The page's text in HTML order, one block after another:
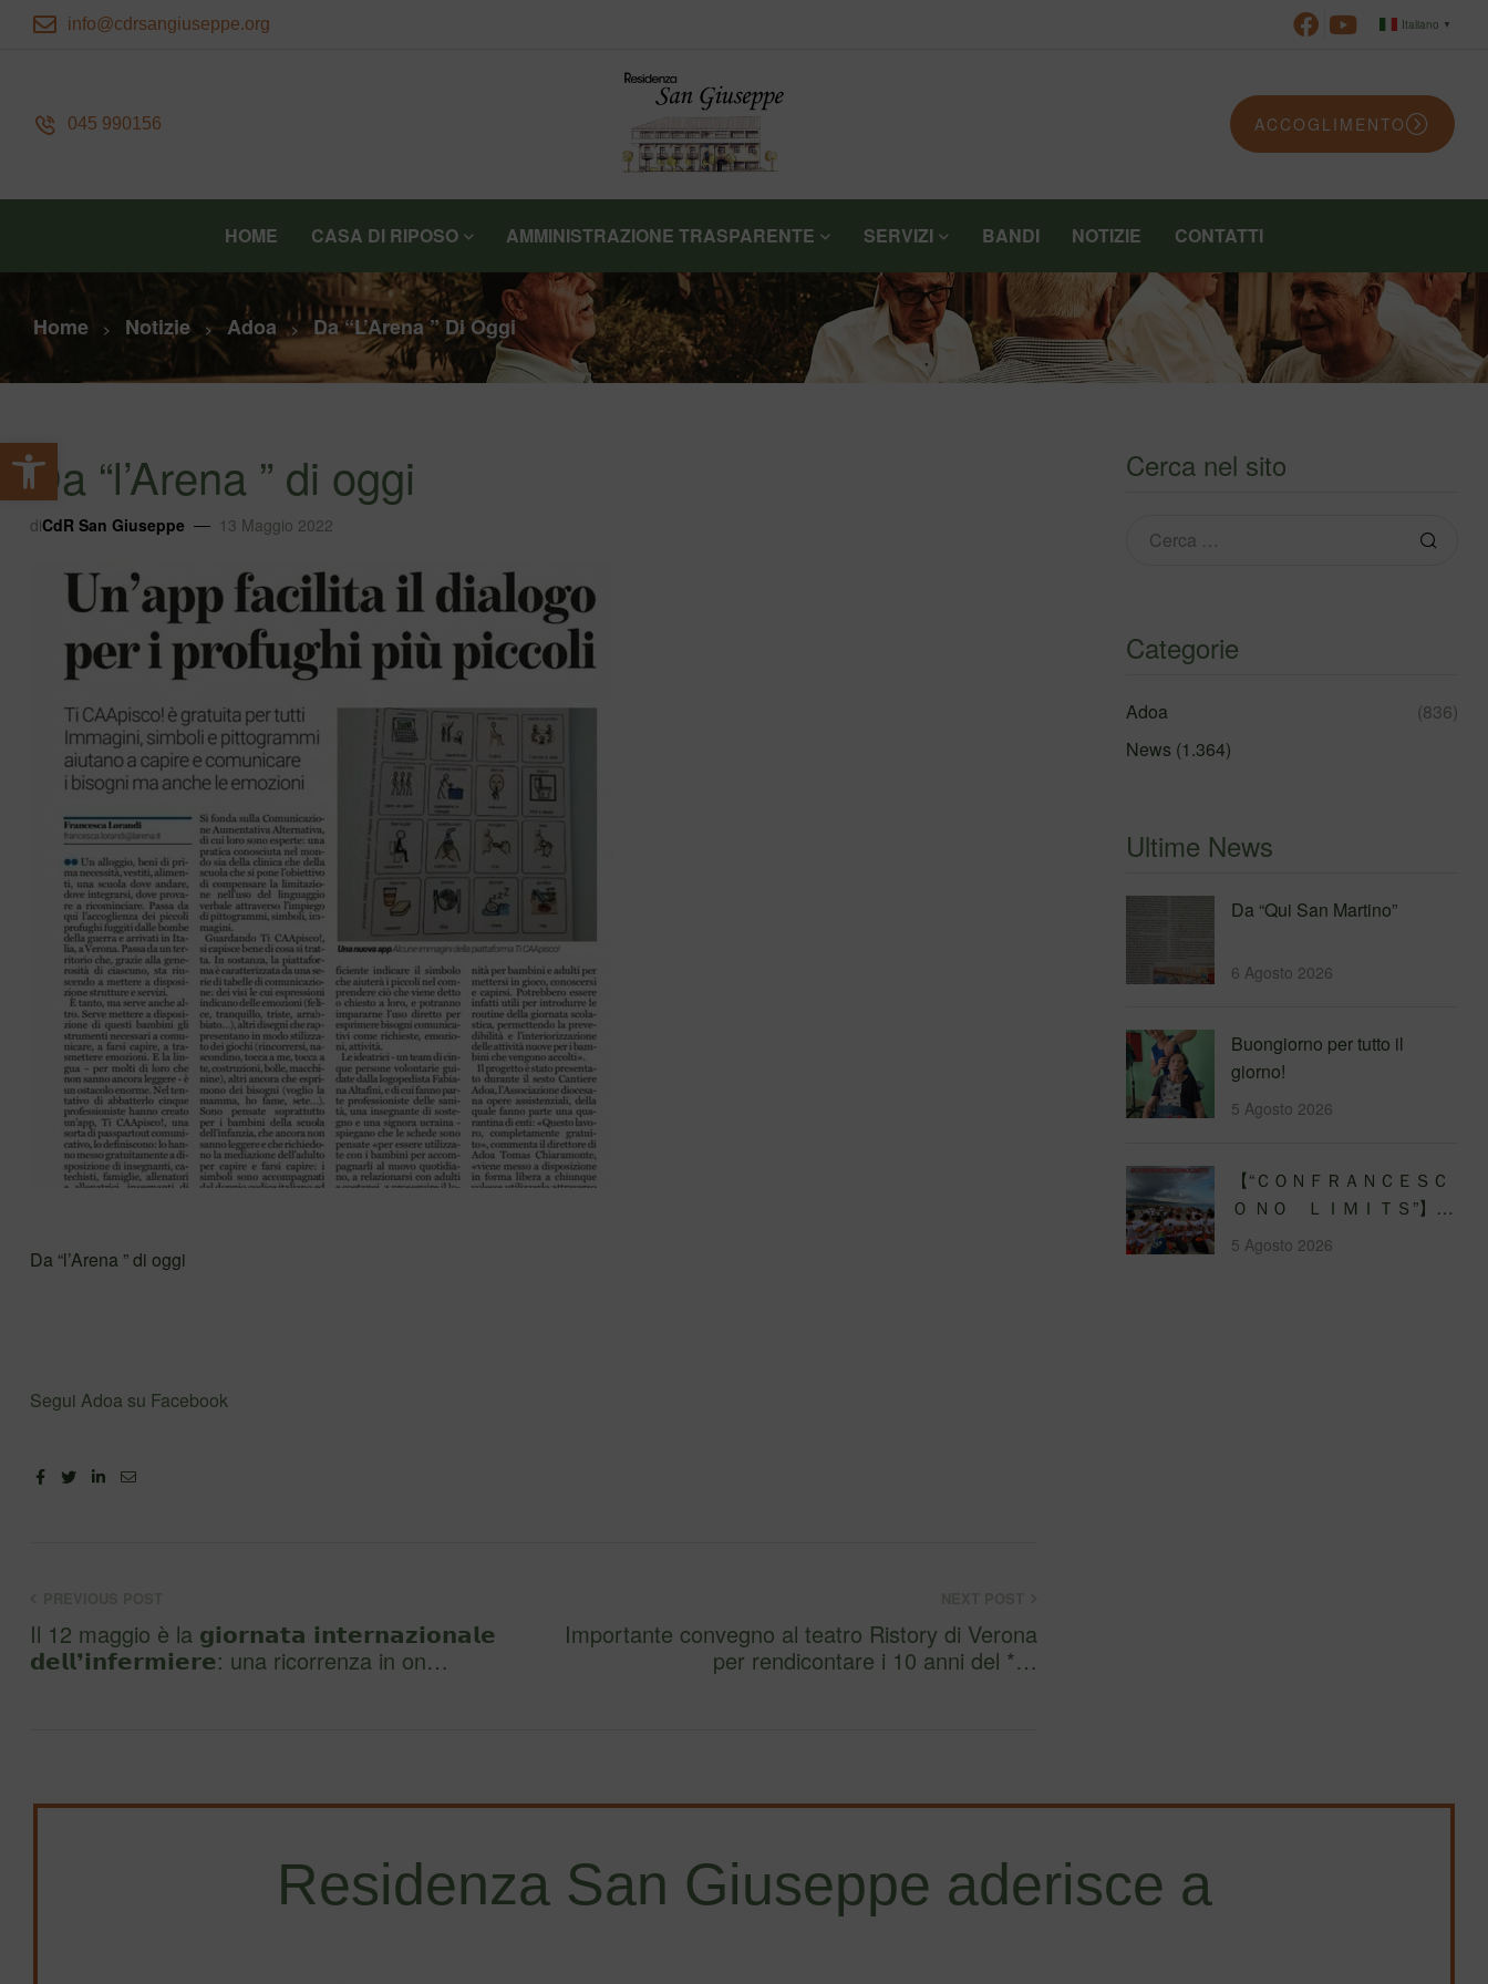
Apri la barra degli strumenti
info@cdrsangiuseppe.org Italiano ▼
045 990156 ACCOGLIMENTO
HOME CASA DI RIPOSO AMMINISTRAZIONE TRASPARENTE SERVIZI BANDI NOTIZIE CONTATTI
Home > Notizie > Adoa > Da “l’Arena ” Di Oggi
Da “l’Arena ” di oggi
diCdR San Giuseppe 13 Maggio 2022
Da “l’Arena ” di oggi
Segui Adoa su Facebook
FacebookTwitterLinkedin
Email
Il 12 maggio è la 𝗴𝗶𝗼𝗿𝗻𝗮𝘁𝗮 𝗶𝗻𝘁𝗲𝗿𝗻𝗮𝘇𝗶𝗼𝗻𝗮𝗹𝗲
𝗱𝗲𝗹𝗹❜𝗶𝗻𝗳𝗲𝗿𝗺𝗶𝗲𝗿𝗲: una ricorrenza in on…
Importante convegno al teatro Ristory di Verona
per rendicontare i 10 anni del *…
Cerca nel sito
Categorie
Adoa
(836)
News (1.364)
Ultime News
Da “Qui San Martino”
6 Agosto 2026
Buongiorno per tutto il
giorno!
5 Agosto 2026
【 “ＣＯＮＦＲＡＮＣＥＳＣ
Ｏ ＮＯ ＬＩＭＩＴＳ”】
Traversata dello Stretto di
Messina
5 Agosto 2026
Residenza San Giuseppe aderisce a